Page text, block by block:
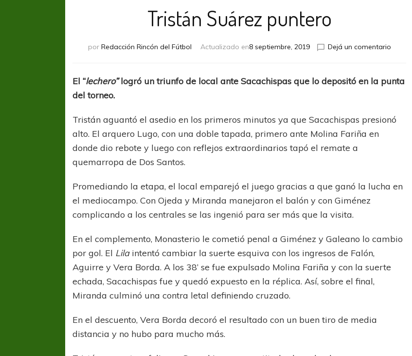
Tristán Suárez puntero
por Redacción Rincón del Fútbol Actualizado en8 septiembre, 2019 Dejá un comentarioen
puntero
El “lechero”logró un triunfo de local ante Sacachispas que lo depositó en la punta
del torneo.
Tristán aguantó el asedio en los primeros minutos ya que Sacachispas presionó
alto. El arquero Lugo, con una doble tapada, primero ante Molina Fariña en
donde dio rebote y luego con reflejos extraordinarios tapó el remate a
quemarropa de Dos Santos.
Promediando la etapa, el local emparejó el juego gracias a que ganó la lucha en
el mediocampo. Con Ojeda y Miranda manejaron el balón y con Giménez
complicando a los centrales se las ingenió para ser más que la visita.
En el complemento, Monasterio le cometió penal a Giménez y Galeano lo cambio
por gol. El Lilaintentó cambiar la suerte esquiva con los ingresos de Falón,
Aguirre y Vera Borda. A los 38’ se fue expulsado Molina Fariña y con la suerte
echada, Sacachispas fue y quedó expuesto en la réplica. Así, sobre el final,
Miranda culminó una contra letal definiendo cruzado.
En el descuento, Vera Borda decoró el resultado con un buen tiro de media
distancia y no hubo para mucho más.